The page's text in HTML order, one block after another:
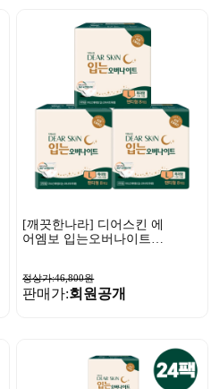
[깨끗한나라] 디어스킨 에
어엠보 입는오버나이트
정상가:46,800원
판매가:회원공개